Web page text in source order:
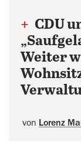
+ CDU
Weiter
von Lorenz